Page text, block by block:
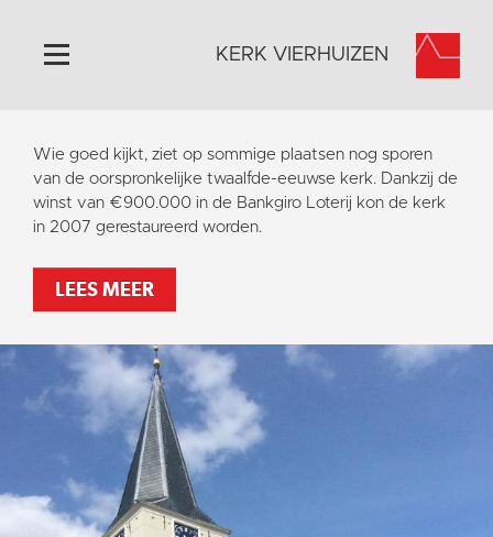
Home
Algemeen
Historie
Activiteiten
Contact
Vaktaal
KERK VIERHUIZEN
Wie goed kijkt, ziet op sommige plaatsen nog sporen
van de oorspronkelijke twaalfde-eeuwse kerk. Dankzij de
winst van €900.000 in de Bankgiro Loterij kon de kerk
in 2007 gerestaureerd worden.
LEES MEER